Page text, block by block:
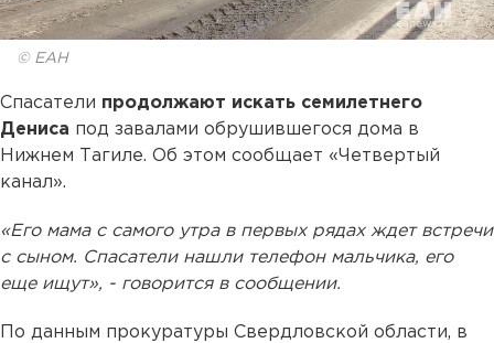
© ЕАН
Спасатели продолжают искать семилетнего
Дениса под завалами обрушившегося дома в
Нижнем Тагиле. Об этом сообщает «Четвертый
канал».
«Его мама с самого утра в первых рядах ждет встречи
с сыном. Спасатели нашли телефон мальчика, его
еще ищут», - говорится в сообщении.
По данным прокуратуры Свердловской области, в